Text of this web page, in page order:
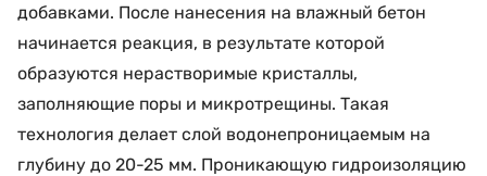
добавками. После нанесения на влажный бетон
начинается реакция, в результате которой
образуются нерастворимые кристаллы,
заполняющие поры и микротрещины. Такая
технология делает слой водонепроницаемым на
глубину до 20-25 мм. Проникающую гидроизоляцию